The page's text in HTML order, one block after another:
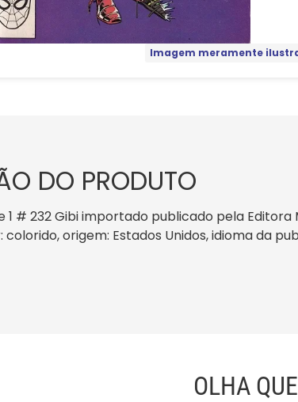
Imagem meramente
DO PRODUTO
1 # 232 Gibi importado publicado pela
colorido, origem: Estados Unidos, idioma da
OLHA